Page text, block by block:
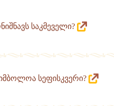
საკმეველი?
სეფისკვერი?